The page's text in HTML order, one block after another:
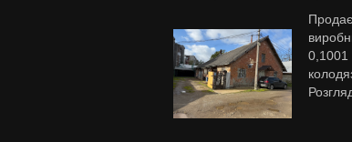
0,1001